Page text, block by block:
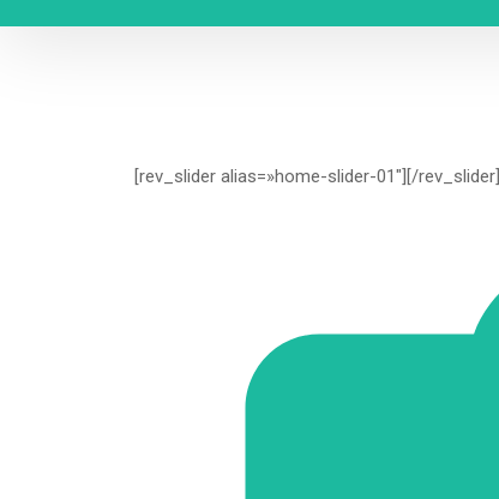
[rev_slider alias=»home-slider-01″][/rev_slider]